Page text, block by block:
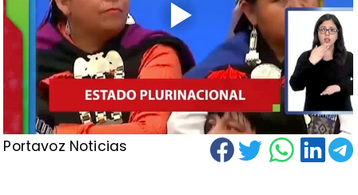
Portavoz Noticias